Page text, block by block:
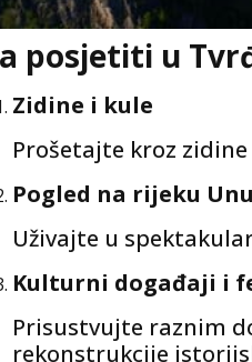
posjetiti u
Zidine i kule
Prošetajte kroz
Pogled na rijeku Unu
Uživajte u
Kulturni događaji i
Prisustvujte raznim
rekonstrukcije